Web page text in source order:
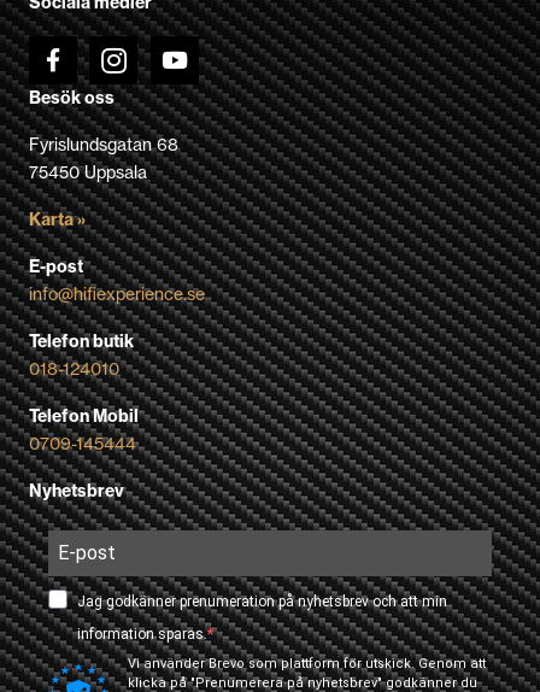
Besök oss
Fyrislundsgatan 68
75450 Uppsala
Karta »
E-post
info@hifiexperience.se
Telefon butik
018-124010
Telefon Mobil
0709-145444
Nyhetsbrev
Jag godkänner prenumeration på nyhetsbrev och att min
information sparas.
Vi använder Brevo som plattform för utskick. Genom att
klicka på "Prenumerera på nyhetsbrev" godkänner du